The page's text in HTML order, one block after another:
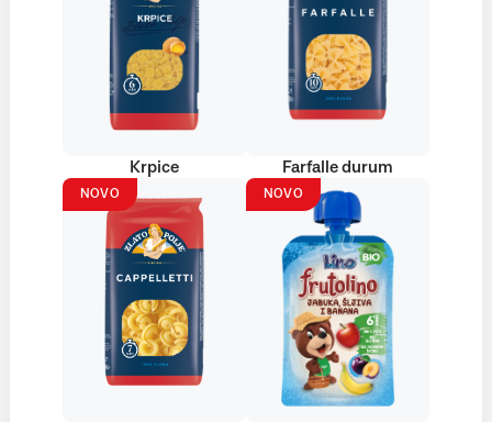
Krpice Farfalle durum
NOVO NOVO